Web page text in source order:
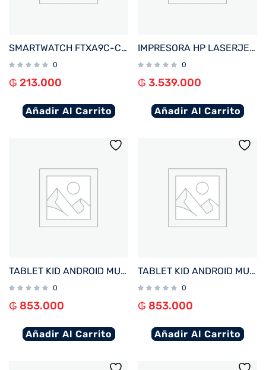
SMARTWATCH FTXA9C-CGP 46MM GOLD/ROSA ANDROID/IOS/BT/FREC. CARD/NOTIFICACIONES
0
₲ 213.000
Añadir Al Carrito
IMPRESORA HP LASERJET PRO 4203DW IMP/USB/RED/COLOR/BLUETOOTH/WIFI/220V
0
₲ 3.539.000
Añadir Al Carrito
TABLET KID ANDROID MULTILASER NB422 QC/64GB/4G/7″/ROSA PAW PATROL SKYE DISNEY
0
₲ 853.000
Añadir Al Carrito
TABLET KID ANDROID MULTILASER NB421 QC/64GB/4G/7″/AZUL PAW PATROL CHASE DISNEY
0
₲ 853.000
Añadir Al Carrito